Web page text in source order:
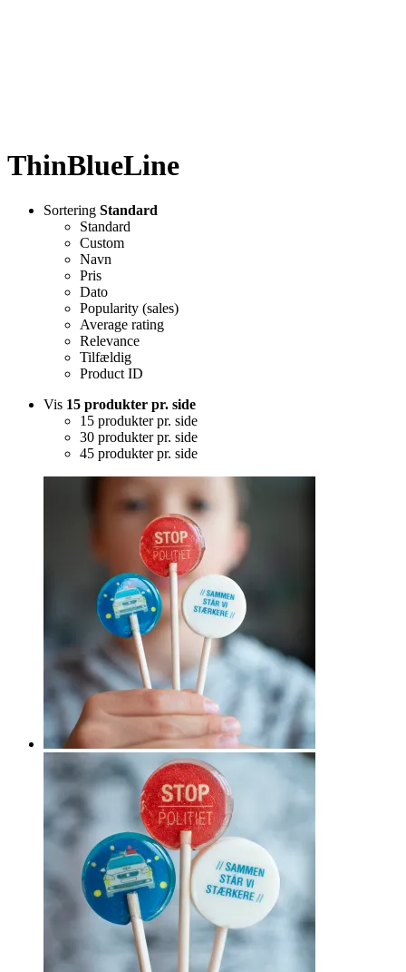
ThinBlueLine
Sortering Standard
Standard
Custom
Navn
Pris
Dato
Popularity (sales)
Average rating
Relevance
Tilfældig
Product ID
Vis 15 produkter pr. side
15 produkter pr. side
30 produkter pr. side
45 produkter pr. side